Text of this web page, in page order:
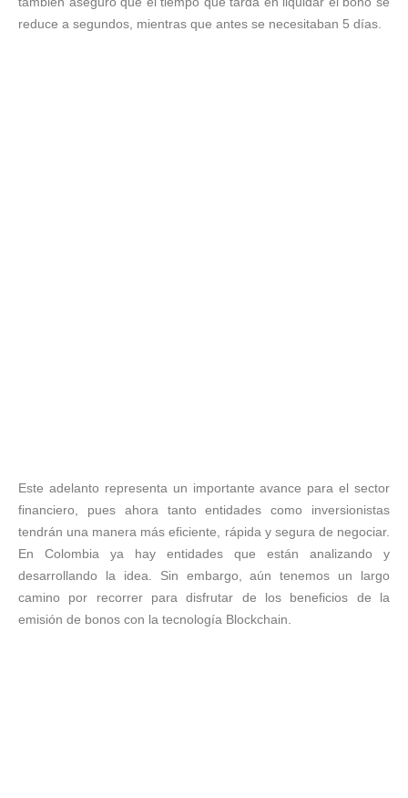
reduce a segundos, mientras que antes se necesitaban 5 días.
Este adelanto representa un importante avance para el sector
financiero, pues ahora tanto entidades como inversionistas
tendrán una manera más eficiente, rápida y segura de negociar.
En Colombia ya hay entidades que están analizando y
desarrollando la idea. Sin embargo, aún tenemos un largo
camino por recorrer para disfrutar de los beneficios de la
emisión de bonos con la tecnología Blockchain.